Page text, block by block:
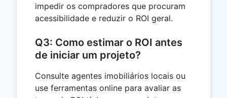
impedir os compradores que procuram
acessibilidade e reduzir o ROI geral.
Q3: Como estimar o ROI antes
de iniciar um projeto?
Consulte agentes imobiliários locais ou
use ferramentas online para avaliar as